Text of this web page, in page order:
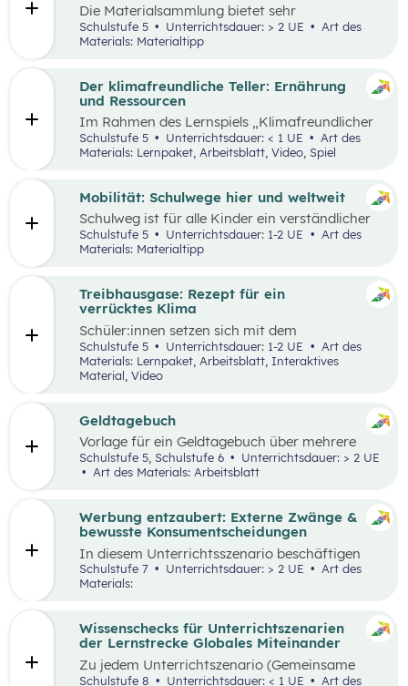
Werbung entzaubert: Externe Zwänge &
bewusste Konsumentscheidungen
In diesem Unterrichtsszenario beschäftigen
sich die Schüler:innen mit den Themen
„Werbung“ und „Konsumentscheidungen“. Zu
Zentrum. Davon ausgehend werden
unterschiedliche externe Zwänge sowie Vor-
Schulstufe 7 Unterrichtsdauer: > 2 UE
Art des
Materials:
Wissenschecks für Unterrichtszenarien
der Lernstrecke Globales Miteinander
Zu jedem Unterrichtszenario (Gemeinsame
Vertiefung) wiez.B.:Globalisierung und ich,
Schulstufe 8 Unterrichtsdauer: < 1 UE
Treibhausgase: Rezept für ein
verrücktes Klima
Schüler:innen setzen sich mit dem
menschengemachten und natürlichen
Treibhauseffekt sowie daraus resultierenden
Folgen in unterschiedlichen Lebens- und
Wirtschaftsbereichen auseinander. Außerdem
Umwelt-Beziehung
Kopfstand-Brainstorming individuelle und
kollektive Handlungsoptionen zur
Klimawandelanpassung.
Schulstufe 5 Unterrichtsdauer: 1-2 UE
Materials: Lernpaket, Arbeitsblatt, Interaktives
Material, Video
Der klimafreundliche Teller: Ernährung
und Ressourcen
Im Rahmen des Lernspiels „Klimafreundlicher
Teller“ lernen die Schüler:innen
klimafreundlichere und klimaschädlichere
Lebensmittel (gemessen am Wasser- und CO2-
hohen Ressourcenverbrauch kennen.
Schulstufe 5 Unterrichtsdauer: < 1 UE
Materials: Lernpaket, Arbeitsblatt, Video, Spiel
Mobilität: Schulwege hier und weltweit
Schulweg ist für alle Kinder ein verständlicher
Begriff und eine weltweite Gemeinsamkeit.
Doch der Weg ist durch die Lage der Schule und
Schulstufe 5 Unterrichtsdauer: 1-2 UE
Art des
Materials: Materialtipp
Die Materialsammlung bietet sehr
unterschiedliche Aspekte in Bezug auf das
Thema Arbeit für den Unterricht.
Schulstufe 5 Unterrichtsdauer: > 2 UE
Materials: Materialtipp
Geldtagebuch
Vorlage für ein Geldtagebuch über mehrere
Wochen im Excel Format
Schulstufe 5, Schulstufe 6
Unterrichtsdauer: > 2 UE
Art des Materials: Arbeitsblatt